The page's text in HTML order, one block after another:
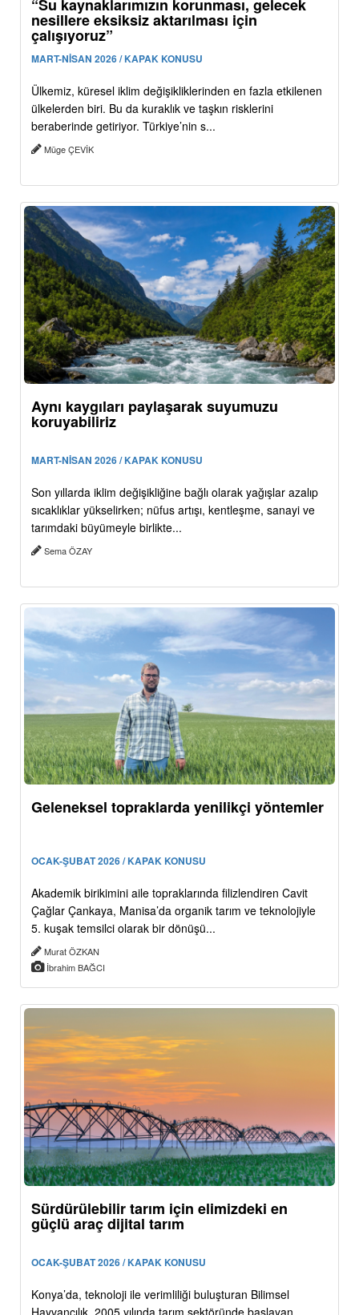
“Su kaynaklarımızın korunması, gelecek
nesillere eksiksiz aktarılması için
çalışıyoruz”
MART-NİSAN 2026 / KAPAK KONUSU
Ülkemiz, küresel iklim değişikliklerinden en fazla etkilenen
ülkelerden biri. Bu da kuraklık ve taşkın risklerini
beraberinde getiriyor. Türkiye’nin s...
Müge ÇEVİK
Aynı kaygıları paylaşarak suyumuzu
koruyabiliriz
MART-NİSAN 2026 / KAPAK KONUSU
Son yıllarda iklim değişikliğine bağlı olarak yağışlar azalıp
sıcaklıklar yükselirken; nüfus artışı, kentleşme, sanayi ve
tarımdaki büyümeyle birlikte...
Sema ÖZAY
Geleneksel topraklarda yenilikçi yöntemler
OCAK-ŞUBAT 2026 / KAPAK KONUSU
Akademik birikimini aile topraklarında filizlendiren Cavit
Çağlar Çankaya, Manisa’da organik tarım ve teknolojiyle
5. kuşak temsilci olarak bir dönüşü...
Murat ÖZKAN
İbrahim BAĞCI
Sürdürülebilir tarım için elimizdeki en
güçlü araç dijital tarım
OCAK-ŞUBAT 2026 / KAPAK KONUSU
Konya’da, teknoloji ile verimliliği buluşturan Bilimsel
Hayvancılık, 2005 yılında tarım sektöründe başlayan